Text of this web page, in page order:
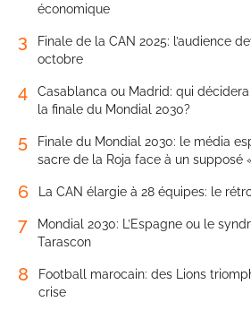
économique
3
Finale de la CAN 2025: l’audience
octobre
4
Casablanca ou Madrid: qui
la finale du Mondial 2030?
5
Finale du Mondial 2030: le média
sacre de la Roja face à un supposé
6 La CAN élargie à 28 équipes: le
7
Mondial 2030: L’Espagne ou le
Tarascon
8
Football marocain: des Lions
crise